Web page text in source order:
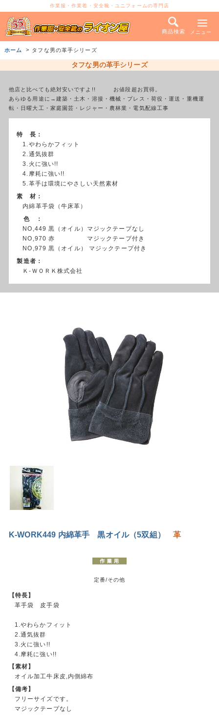
作業服・作業着・安全靴・ユニフォームの専門店
商品検索 メニュー
ホーム タフな男の革手シリーズ
タフな男の革手シリーズ
他店と比べても絶対安いですよ!! お値段超お買得。
あらゆる用途に→建築・土木・溶接・機械・プレス・荷役・運送・重機運
転・日曜大工・家庭園芸・レジャー・農林業・電気配線工事
特 長：
1.やわらかフィット
2.通気抜群
3.火に強い!!
4.摩耗に強い!!
5.革手は環境にやさしい天然素材
素 材：
内綿革手袋（牛床革）
色 ：
NO,449 黒（オイル）マジックテープなし
NO,970 赤 マジックテープ付き
NO,979 黒（オイル） マジックテープ付き
製造者：
Ｋ-ＷＯＲＫ株式会社
K-WORK449 内綿革手 黒オイル（5双組）革
定番/その他
【特長】
革手袋 皮手袋
1.やわらかフィット
2.通気抜群
3.火に強い!!
4.摩耗に強い!!
【素材】
オイル加工牛床皮,内側綿布
【備考】
フリーサイズです。
マジックテープなし